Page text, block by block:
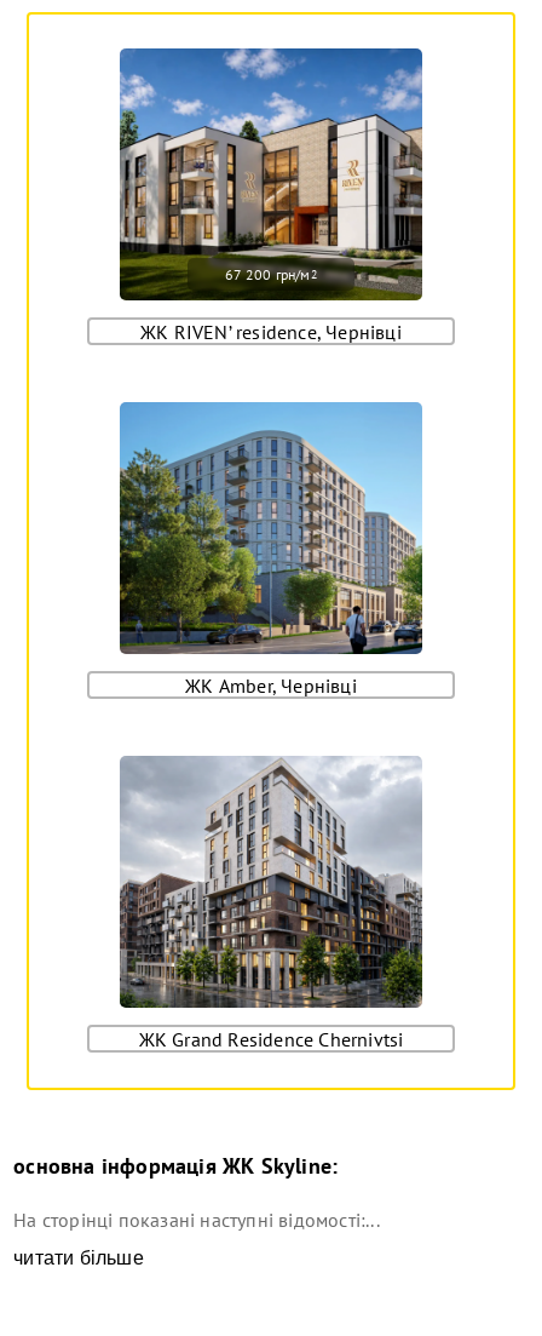
67 200 грн/м2
ЖК RIVEN’ residence, Чернівці
ЖК Amber, Чернівці
ЖК Grand Residence Chernivtsi
основна інформаціяЖК Skyline:
На сторінці показані наступні відомості:...
читати більше